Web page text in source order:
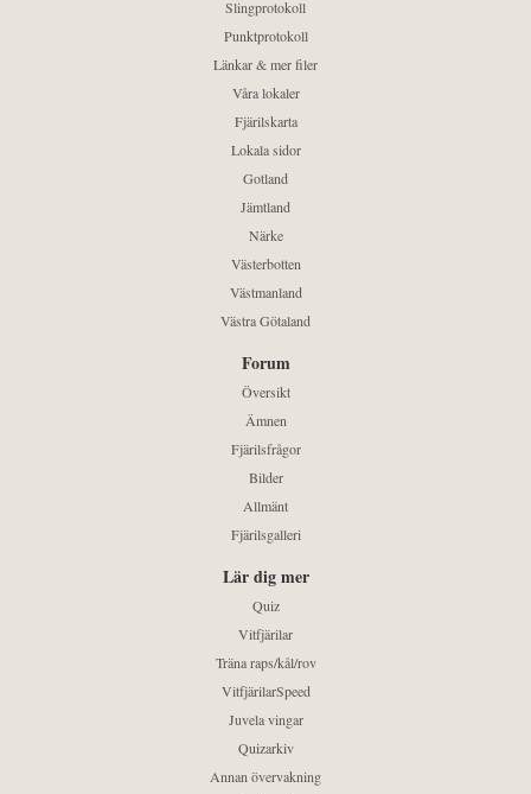
Slingprotokoll
Punktprotokoll
Länkar & mer filer
Våra lokaler
Fjärilskarta
Lokala sidor
Gotland
Jämtland
Närke
Västerbotten
Västmanland
Västra Götaland
Forum
Översikt
Ämnen
Fjärilsfrågor
Bilder
Allmänt
Fjärilsgalleri
Lär dig mer
Quiz
Vitfjärilar
Träna raps/kål/rov
VitfjärilarSpeed
Juvela vingar
Quizarkiv
Annan övervakning